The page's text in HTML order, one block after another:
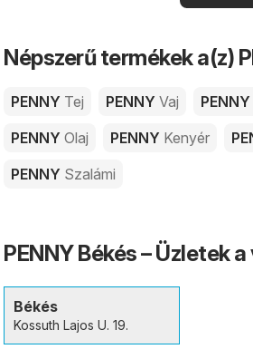
Népszerű termékek a(z)
PENNY Tej PENNY Vaj PENNY
PENNY Olaj PENNY Kenyér
PENNY Szalámi
PENNY Békés – Üzletek
Békés
Kossuth Lajos U. 19.